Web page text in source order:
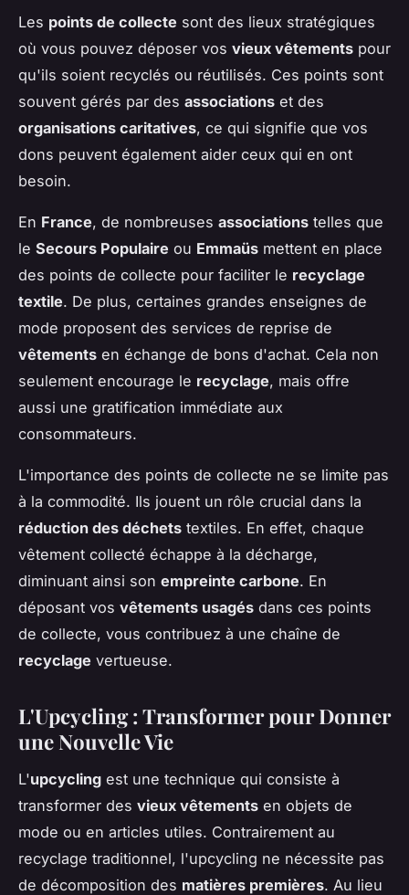
Les points de collecte sont des lieux stratégiques
où vous pouvez déposer vos vieux vêtements pour
qu'ils soient recyclés ou réutilisés. Ces points sont
souvent gérés par des associations et des
organisations caritatives, ce qui signifie que vos
dons peuvent également aider ceux qui en ont
besoin.
En France, de nombreuses associations telles que
le Secours Populaire ou Emmaüs mettent en place
des points de collecte pour faciliter le recyclage
textile. De plus, certaines grandes enseignes de
mode proposent des services de reprise de
vêtements en échange de bons d'achat. Cela non
seulement encourage le recyclage, mais offre
aussi une gratification immédiate aux
consommateurs.
L'importance des points de collecte ne se limite pas
à la commodité. Ils jouent un rôle crucial dans la
réduction des déchets textiles. En effet, chaque
vêtement collecté échappe à la décharge,
diminuant ainsi son empreinte carbone. En
déposant vos vêtements usagés dans ces points
de collecte, vous contribuez à une chaîne de
recyclage vertueuse.
L'Upcycling : Transformer pour Donner
une Nouvelle Vie
L'upcycling est une technique qui consiste à
transformer des vieux vêtements en objets de
mode ou en articles utiles. Contrairement au
recyclage traditionnel, l'upcycling ne nécessite pas
de décomposition des matières premières. Au lieu